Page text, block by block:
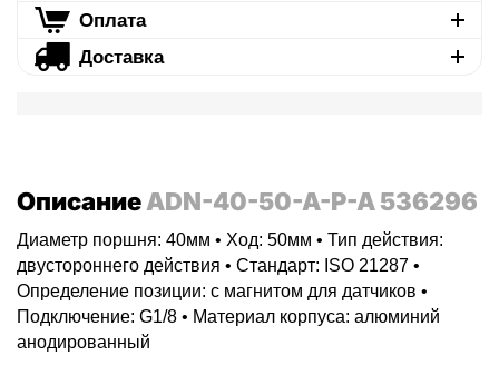
Оплата
Доставка
ОписаниеADN-40-50-A-P-A 536296
Диаметр поршня: 40мм • Ход: 50мм • Тип действия:
двустороннего действия • Стандарт: ISO 21287 •
Определение позиции: с магнитом для датчиков •
Подключение: G1/8 • Материал корпуса: алюминий
анодированный